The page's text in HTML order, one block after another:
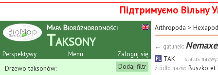
Підтримуємо Вільну
Mapa Bioróżnorodności
Taksony
Perspektywy Zaloguj się
Menu
Dodaj filtr
Drzewo taksonów:
Arthropoda >
← gatunek:
PL TAK
status nazwy:
źródło nazw: Buszko et